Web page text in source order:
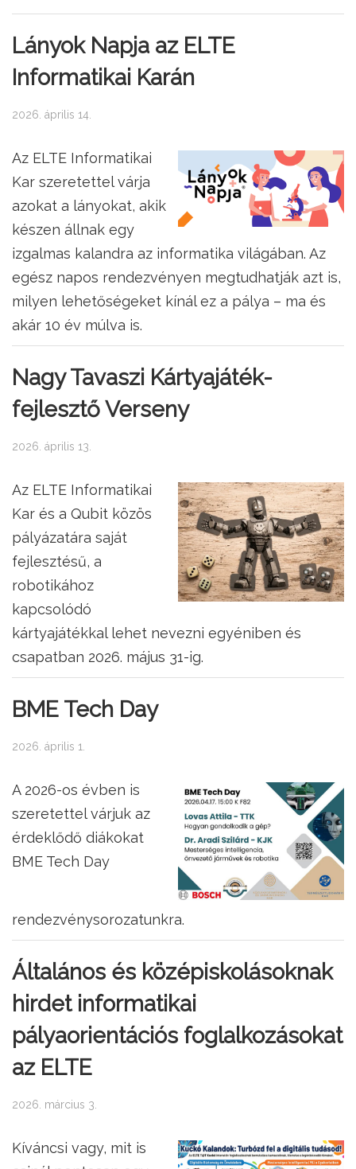
Lányok Napja az ELTE
Informatikai Karán
2026. április 14.
Az ELTE Informatikai
Kar szeretettel várja
azokat a lányokat, akik
készen állnak egy
izgalmas kalandra az informatika világában. Az
egész napos rendezvényen megtudhatják azt is,
milyen lehetőségeket kínál ez a pálya – ma és
akár 10 év múlva is.
Nagy Tavaszi Kártyajáték-
fejlesztő Verseny
2026. április 13.
Az ELTE Informatikai
Kar és a Qubit közös
pályázatára saját
fejlesztésű, a
robotikához
kapcsolódó
kártyajátékkal lehet nevezni egyéniben és
csapatban 2026. május 31-ig.
BME Tech Day
2026. április 1.
A 2026-os évben is
szeretettel várjuk az
érdeklődő diákokat
BME Tech Day
rendezvénysorozatunkra.
Általános és középiskolásoknak
hirdet informatikai
pályaorientációs foglalkozásokat
az ELTE
2026. március 3.
Kíváncsi vagy, mit is